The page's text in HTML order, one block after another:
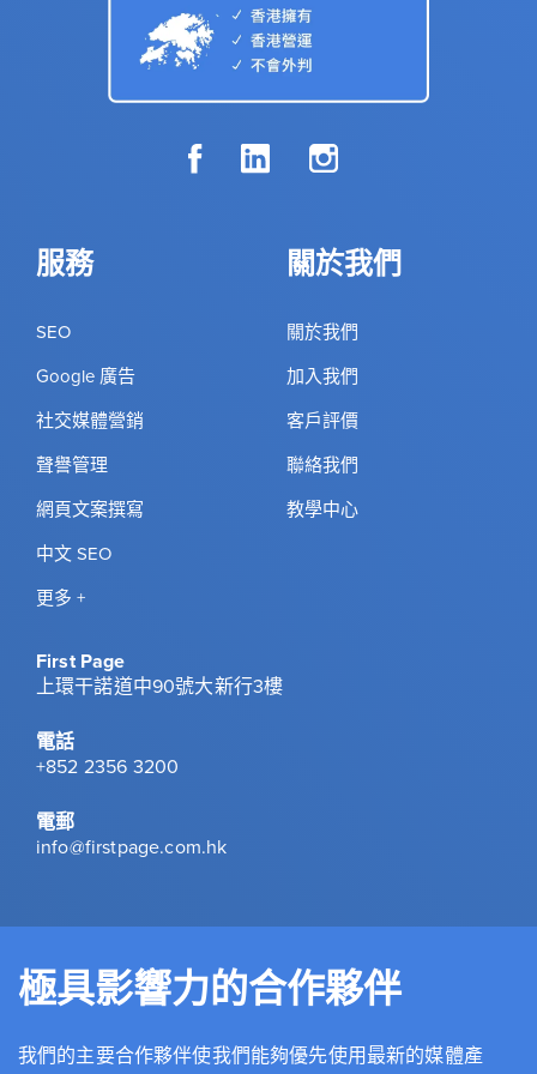
服務
SEO
Google 廣告
社交媒體營銷
聲譽管理
網頁文案撰寫
中文 SEO
更多 +
關於我們
關於我們
加入我們
客戶評價
聯絡我們
教學中心
First Page
上環干諾道中90號大新行3樓
電話
+852 2356 3200
電郵
info@firstpage.com.hk
極具影響力的合作夥伴
我們的主要合作夥伴使我們能夠優先使用最新的媒體產